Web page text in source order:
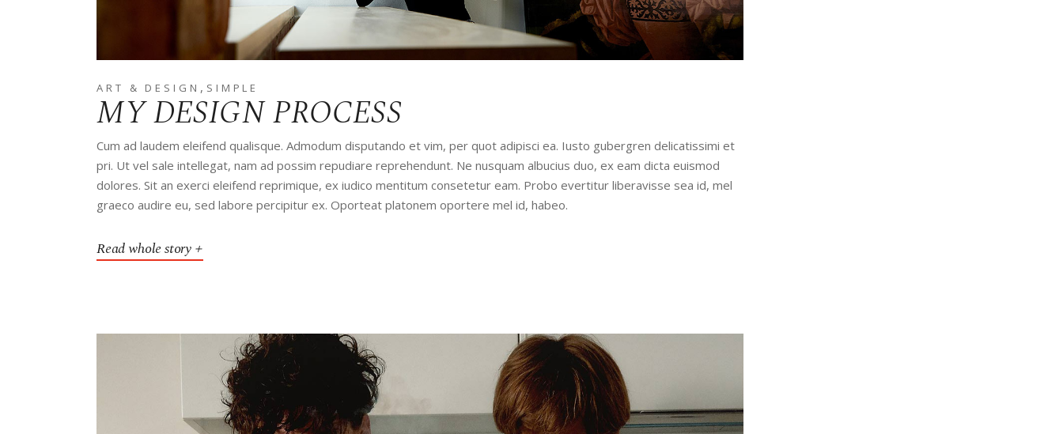
ART & DESIGN , SIMPLE
MY DESIGN PROCESS
Cum ad laudem eleifend qualisque. Admodum disputando et vim, per quot adipisci ea. Iusto gubergren delicatissimi et
pri. Ut vel sale intellegat, nam ad possim repudiare reprehendunt. Ne nusquam albucius duo, ex eam dicta euismod
dolores. Sit an exerci eleifend reprimique, ex iudico mentitum consetetur eam. Probo evertitur liberavisse sea id, mel
graeco audire eu, sed labore percipitur ex. Oporteat platonem oportere mel id, habeo.
Read whole story